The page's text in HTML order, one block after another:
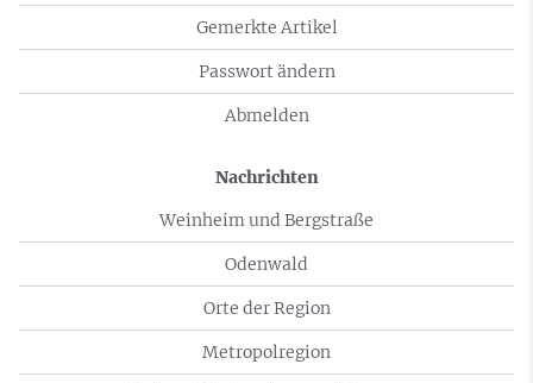
Gemerkte Artikel
Passwort ändern
Abmelden
Nachrichten
Weinheim und Bergstraße
Odenwald
Orte der Region
Metropolregion